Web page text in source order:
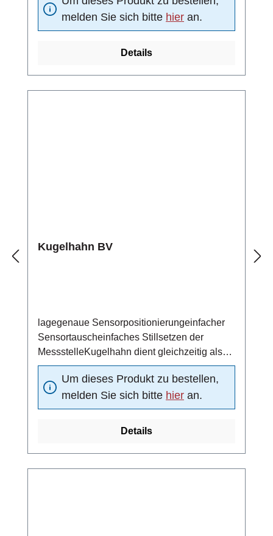
Blindstopfen verschlossen werdenmit O-Ring
melden Sie sich bitte hier an.
Details
Kugelhahn BV
lagegenaue Sensorpositionierungeinfacher
Sensortauscheinfaches Stillsetzen der
MessstelleKugelhahn dient gleichzeitig als
Absperrventil/beidseitig dichtendMaterial
(Kugeldichtung): DelrinNenndruck: PN 25 bar
Um dieses Produkt zu bestellen,
melden Sie sich bitte hier an.
Details